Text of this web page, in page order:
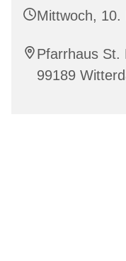
Mittwoch, 10.
Pfarrhaus St.
99189